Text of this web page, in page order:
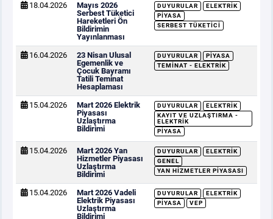
18.04.2026
Mayıs 2026
Serbest Tüketici
Hareketleri Ön
Bildirimin
Yayınlanması
DUYURULAR
ELEKTRIK
PIYASA
SERBEST TÜKETICI
16.04.2026
23 Nisan Ulusal
Egemenlik ve
Çocuk Bayramı
Tatili Teminat
Hesaplaması
DUYURULAR
PIYASA
TEMINAT - ELEKTRIK
15.04.2026
Mart 2026 Elektrik
Piyasası
Uzlaştırma
Bildirimi
DUYURULAR
ELEKTRIK
KAYIT VE UZLAŞTIRMA -
ELEKTRIK
PIYASA
15.04.2026
Mart 2026 Yan
Hizmetler Piyasası
Uzlaştırma
Bildirimi
DUYURULAR
ELEKTRIK
GENEL
YAN HIZMETLER PIYASASI
15.04.2026
Mart 2026 Vadeli
Elektrik Piyasası
Uzlaştırma
Bildirimi
DUYURULAR
ELEKTRIK
PIYASA
VEP